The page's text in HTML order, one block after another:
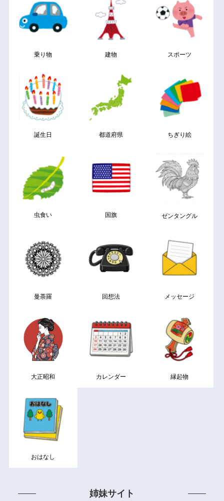
乗り物 建物 スポーツ
誕生日 都道府県 ちぎり絵
虫食い 国旗 ゼンタングル
曼荼羅 回想法 メッセージ
大正昭和 カレンダー 縁起物
おはなし
姉妹サイト